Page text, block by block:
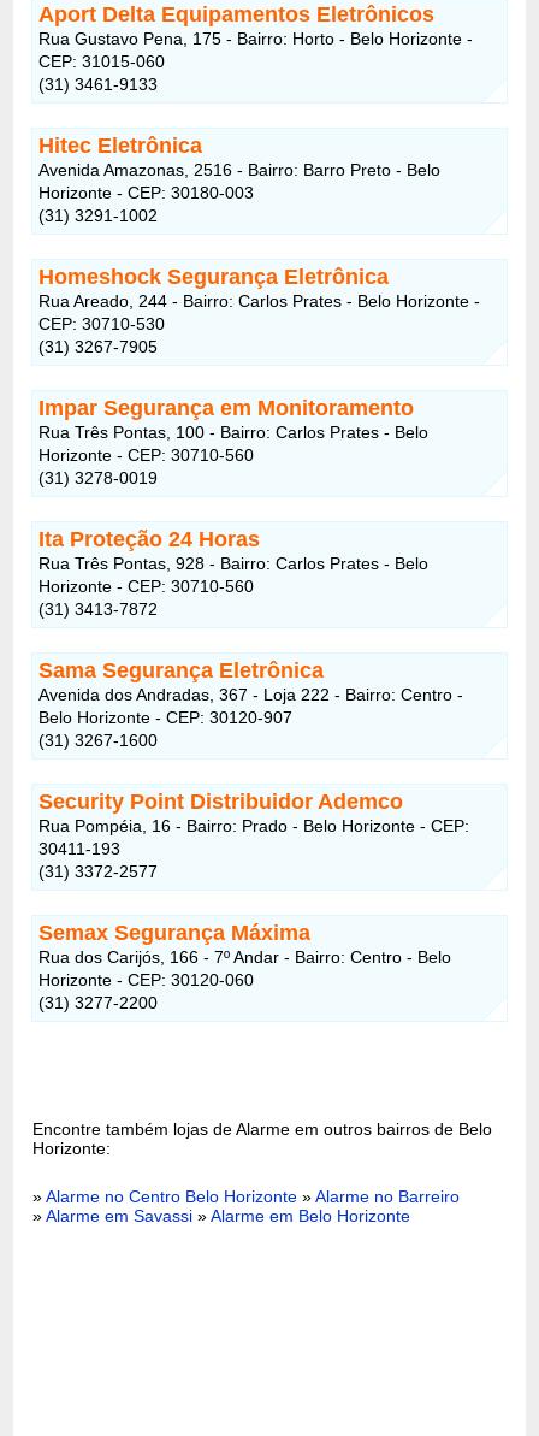
Aport Delta Equipamentos Eletrônicos
Rua Gustavo Pena, 175 - Bairro: Horto - Belo Horizonte -
CEP: 31015-060
(31) 3461-9133
Hitec Eletrônica
Avenida Amazonas, 2516 - Bairro: Barro Preto - Belo
Horizonte - CEP: 30180-003
(31) 3291-1002
Homeshock Segurança Eletrônica
Rua Areado, 244 - Bairro: Carlos Prates - Belo Horizonte -
CEP: 30710-530
(31) 3267-7905
Impar Segurança em Monitoramento
Rua Três Pontas, 100 - Bairro: Carlos Prates - Belo
Horizonte - CEP: 30710-560
(31) 3278-0019
Ita Proteção 24 Horas
Rua Três Pontas, 928 - Bairro: Carlos Prates - Belo
Horizonte - CEP: 30710-560
(31) 3413-7872
Sama Segurança Eletrônica
Avenida dos Andradas, 367 - Loja 222 - Bairro: Centro -
Belo Horizonte - CEP: 30120-907
(31) 3267-1600
Security Point Distribuidor Ademco
Rua Pompéia, 16 - Bairro: Prado - Belo Horizonte - CEP:
30411-193
(31) 3372-2577
Semax Segurança Máxima
Rua dos Carijós, 166 - 7º Andar - Bairro: Centro - Belo
Horizonte - CEP: 30120-060
(31) 3277-2200
Encontre também lojas de Alarme em outros bairros de Belo
Horizonte:
»Alarme no Centro Belo Horizonte »Alarme no Barreiro
»Alarme em Savassi »Alarme em Belo Horizonte